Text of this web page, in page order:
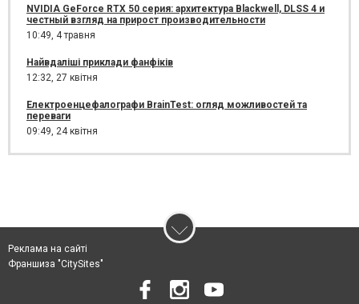
NVIDIA GeForce RTX 50 серия: архитектура Blackwell, DLSS 4 и
честный взгляд на прирост производительности
10:49, 4 травня
Найвдаліші приклади фанфіків
12:32, 27 квітня
Електроенцефалографи BrainTest: огляд можливостей та
переваги
09:49, 24 квітня
Реклама на сайті
Франшиза "CitySites"